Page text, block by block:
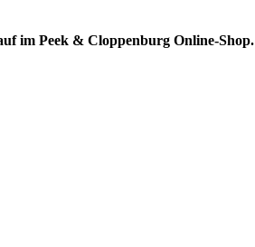
im Peek & Cloppenburg Online-Shop.